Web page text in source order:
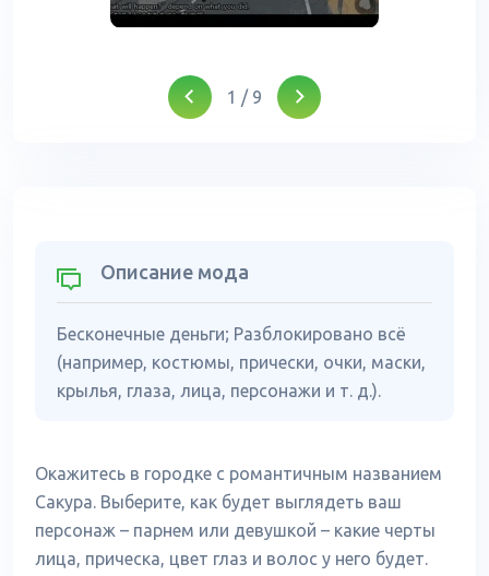
1 / 9
Описание мода
Бесконечные деньги; Разблокировано всё
(например, костюмы, прически, очки, маски,
крылья, глаза, лица, персонажи и т. д.).
Окажитесь в городке с романтичным названием
Сакура. Выберите, как будет выглядеть ваш
персонаж – парнем или девушкой – какие черты
лица, прическа, цвет глаз и волос у него будет.